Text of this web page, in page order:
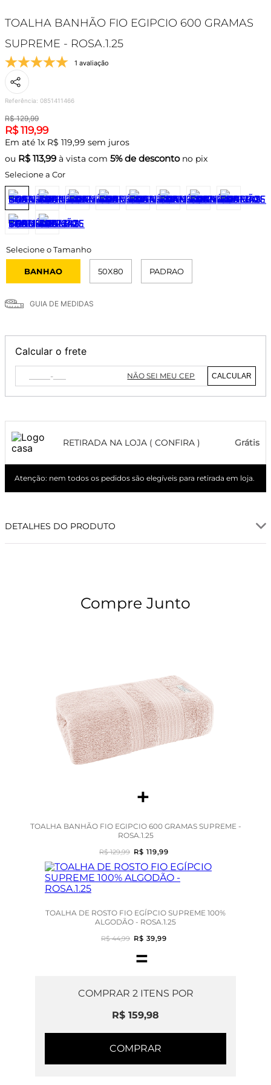
TOALHA BANHÃO FIO EGIPCIO 600 GRAMAS
SUPREME - ROSA.1.25
1 avaliação
Referência: 0851411466
R$ 129,99
R$ 119,99
Em até 1x R$ 119,99 sem juros
ou R$ 113,99 à vista com 5% de descontono pix
Selecione a Cor
BANHAO 50X80 PADRAO
GUIA DE MEDIDAS
Calcular o frete
NÃO SEI MEU CEP CALCULAR
RETIRADA NA LOJA ( CONFIRA ) Grátis
Atenção: nem todos os pedidos são elegíveis para retirada em loja.
DETALHES DO PRODUTO
Compre Junto
+
TOALHA BANHÃO FIO EGIPCIO 600 GRAMAS SUPREME -
ROSA.1.25
R$ 129,99 R$ 119,99
TOALHA DE ROSTO FIO EGÍPCIO SUPREME 100%
ALGODÃO - ROSA.1.25
R$ 44,99 R$ 39,99
=
COMPRAR 2ITENS POR
R$ 159,98
COMPRAR